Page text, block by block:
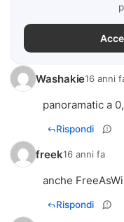
Washakie16 anni
panoramatic a
Rispondi
freek16 anni fa
anche
Rispondi